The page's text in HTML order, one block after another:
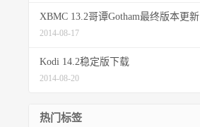
XBMC 13.2哥谭Gotham最终版本更新
2014-08-17
Kodi 14.2稳定版下载
2014-08-20
热门标签